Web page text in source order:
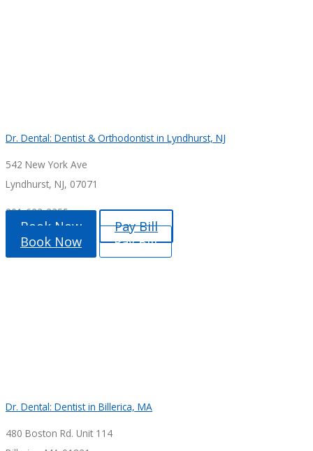
Dr. Dental: Dentist & Orthodontist in Lyndhurst, NJ
542 New York Ave
Lyndhurst, NJ, 07071
201-623-3355
Book Now
Pay Bill
Book Now
Pay Bill
Dr. Dental: Dentist in Billerica, MA
480 Boston Rd. Unit 114